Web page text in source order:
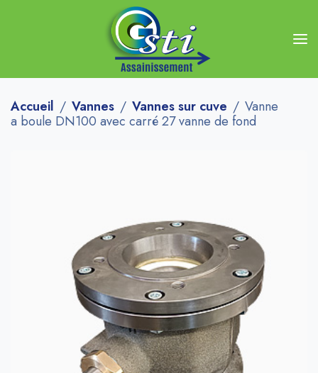
Accueil Vannes Vannes sur cuve
Vanne
a boule DN100 avec carré 27 vanne de fond